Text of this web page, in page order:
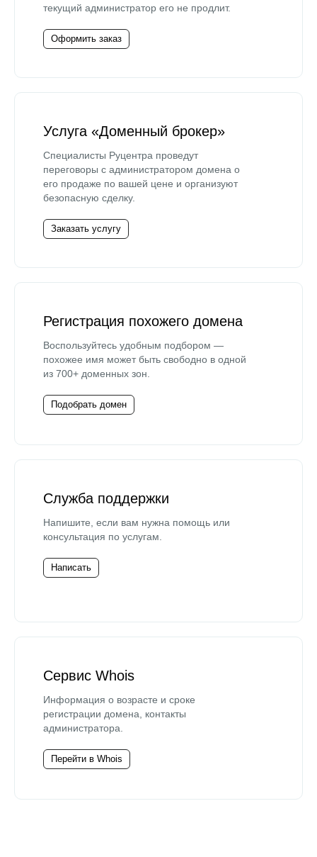
текущий администратор его не продлит.
Оформить заказ
Услуга «Доменный брокер»
Специалисты Руцентра проведут
переговоры с администратором домена о
его продаже по вашей цене и организуют
безопасную сделку.
Заказать услугу
Регистрация похожего домена
Воспользуйтесь удобным подбором —
похожее имя может быть свободно в одной
из 700+ доменных зон.
Подобрать домен
Служба поддержки
Напишите, если вам нужна помощь или
консультация по услугам.
Написать
Сервис Whois
Информация о возрасте и сроке
регистрации домена, контакты
администратора.
Перейти в Whois